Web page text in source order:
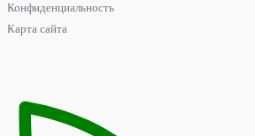
Конфиденциальность
Карта сайта